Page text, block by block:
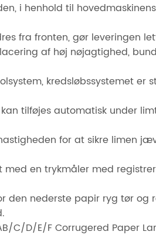
i henhold til
fra fronten, gør leveringen
af høj nøjagtighed,
kredsløbssystemet er
tilføjes automatisk under
for at sikre limen
med en trykmåler med
den nederste papir ryg tør og
C/D/E/F Corrugered Paper